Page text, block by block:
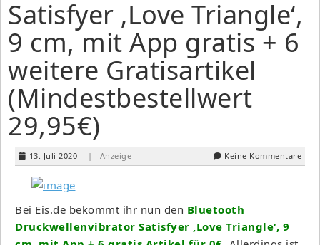
Satisfyer ‚Love Triangle‘,
9 cm, mit App gratis + 6
weitere Gratisartikel
(Mindestbestellwert
29,95€)
13. Juli 2020 | Anzeige Keine Kommentare
Bei Eis.de bekommt ihr nun den Bluetooth
Druckwellenvibrator Satisfyer ‚Love Triangle‘, 9